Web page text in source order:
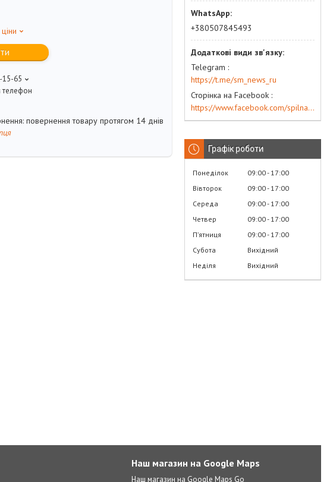
15-65
телефон
повернення товару протягом 14 днів
+380507845493
Telegram
https://t.me/sm_news_ru
Сторінка на Facebook
https://www.facebook.com/spilna.meta
Графік роботи
Понеділок 09:00 17:00
Вівторок
09:00 17:00
Середа
09:00 17:00
Четвер
09:00 17:00
Пʼятниця
09:00 17:00
Субота
Вихідний
Неділя
Вихідний
Наш магазин на Google Maps
Наш магазин на Google Maps Go